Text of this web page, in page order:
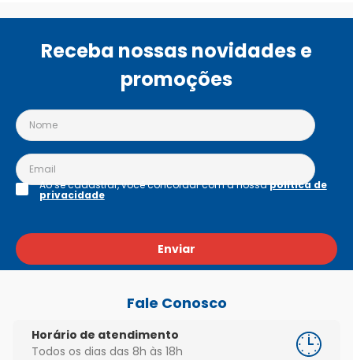
Receba nossas novidades e
promoções
Enviar
Ao se cadastrar, você concordar com a nossapolítica de
privacidade
Fale Conosco
Horário de atendimento
Todos os dias das 8h às 18h